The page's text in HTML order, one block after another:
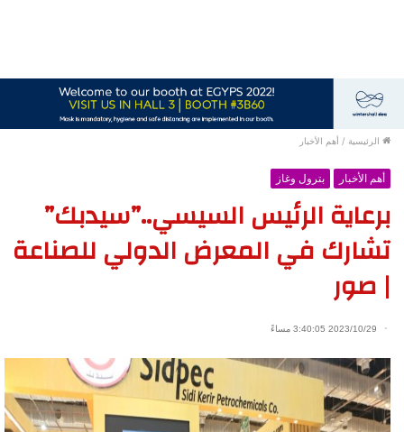
الرئيسية / أهم الأخبار
أهم الأخبار بترول وغاز
برعاية الرئيس السيسي..”سيدبك”
تشارك في المعرض الدولي للصناعة
| صور
2023/10/29 3:40:05 مساءً